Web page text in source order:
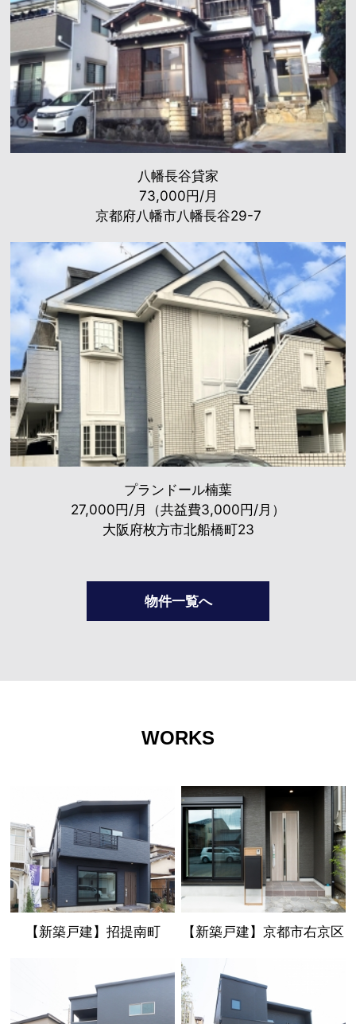
八幡長谷貸家
73,000円/月
京都府八幡市八幡長谷29-7
プランドール楠葉
27,000円/月（共益費3,000円/月）
大阪府枚方市北船橋町23
物件一覧へ
WORKS
【新築戸建】招提南町 【新築戸建】京都市右京区